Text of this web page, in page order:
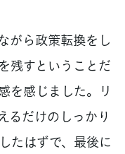
がら政策転換をし
残すということだ
を感じました。リ
るだけのしっかり
たはずで、最後に